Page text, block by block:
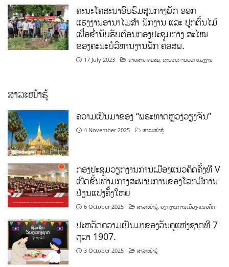
ຄະນະໂຄສະນາອົບຮົມສູນກາງພັກ ອອກ
ແຮງງານອານາໄມສໍາ ນັກງານ ແລະ ປູກຕົ້ນໄມ້
ເພື່ອຂໍ່ານັບຮັບຕ້ອນກອງປະຊຸມກາງ ສະໄໝ
ຂອງຄະນະບໍລິຫານງານພັກ ຄອສພ.
17 July 2023 ຂ່າວສານ ຄອສພ ,ຂະບວນການອອກແຮງງານ
ສາລະໜ້າຮູ້
ຄວາມເປັນມາຂອງ “ພຣະທາດຫຼວງວຽງຈັນ”
4 November 2025 ສາລະໜ້າຮູ້
ກອງປະຊຸມວຽກງານການເມືອງແນວຄິດຄັ້ງທີ V
ເປີດຂຶ້ນທ່າມກາງສະພາບການຂອງໂລກມີການ
ປ່ຽນແປງຄັ້ງໃຫຍ່
6 October 2025 ສາລະໜ້າຮູ້,ວຽກງານການເມືອງ-ແນວຄິດ
ປະຫວັດຄວາມເປັນມາຂອງວັນຄູແຫ່ງຊາດທີ 7
ຕຸລາ 1907.
3 October 2025 ສາລະໜ້າຮູ້